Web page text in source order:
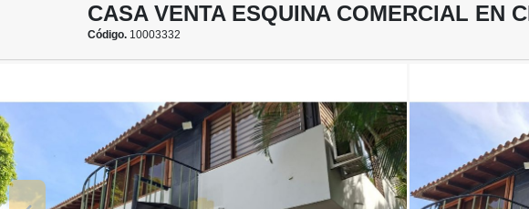
CASA VENTA ESQUINA COMERCIAL EN
Código. 10003332